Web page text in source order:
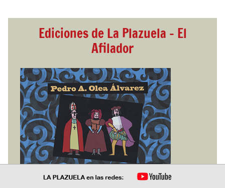
Ediciones de La Plazuela - El
Afilador